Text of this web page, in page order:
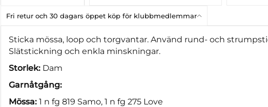
Fri retur och 30 dagars öppet köp för klubbmedlemmar
Sticka mössa, loop och torgvantar. Använd rund- och
Slätstickning och enkla minskningar.
Storlek: Dam
Garnåtgång:
Mössa: 1 n fg 819 Samo, 1 n fg 275 Love